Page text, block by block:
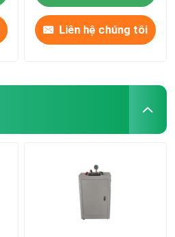
Liên hệ chúng tôi